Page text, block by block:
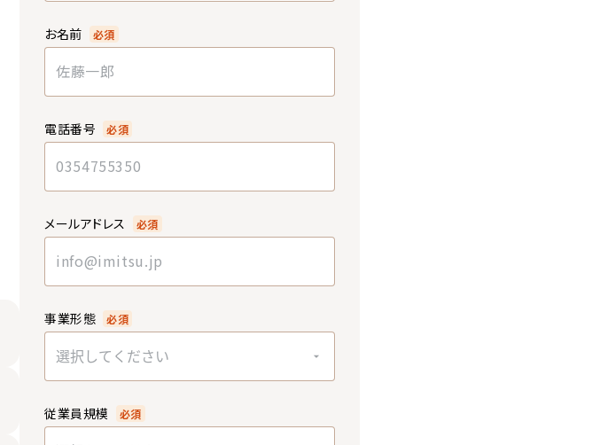
お名前 必須
電話番号 必須
メールアドレス 必須
事業形態 必須
選択してください
従業員規模 必須